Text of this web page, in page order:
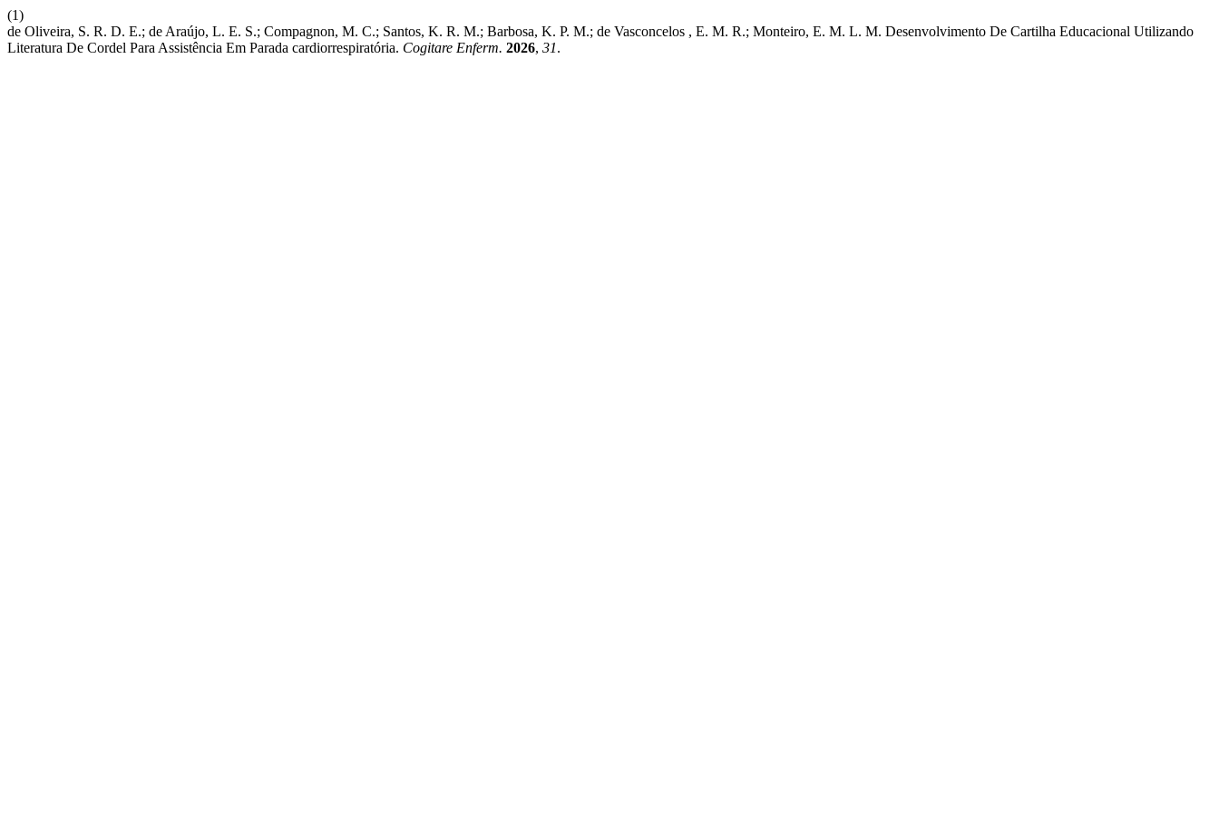
(1)
de Oliveira, S. R. D. E.; de Araújo, L. E. S.; Compagnon, M. C.; Santos, K. R. M.; Barbosa, K. P. M.; de Vasconcelos , E. M. R.; Monteiro, E. M. L. M. Desenvolvimento De Cartilha Educacional Utilizando
Literatura De Cordel Para Assistência Em Parada cardiorrespiratória. Cogitare Enferm. 2026, 31.